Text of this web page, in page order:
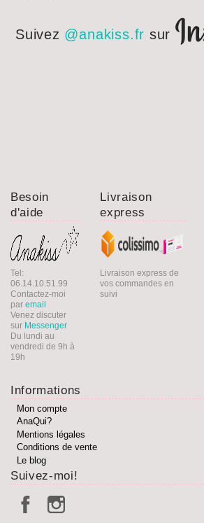
Suivez @anakiss.fr sur
Besoin
d'aide
Tel:
06.14.10.51.99
Contactez-moi
par email
Venez discuter
sur Messenger
Du lundi au
vendredi de 9h à
19h
Livraison
express
Livraison express de
vos commandes en
suivi
Informations
Mon compte
AnaQui?
Mentions légales
Conditions de vente
Le blog
Suivez-moi!